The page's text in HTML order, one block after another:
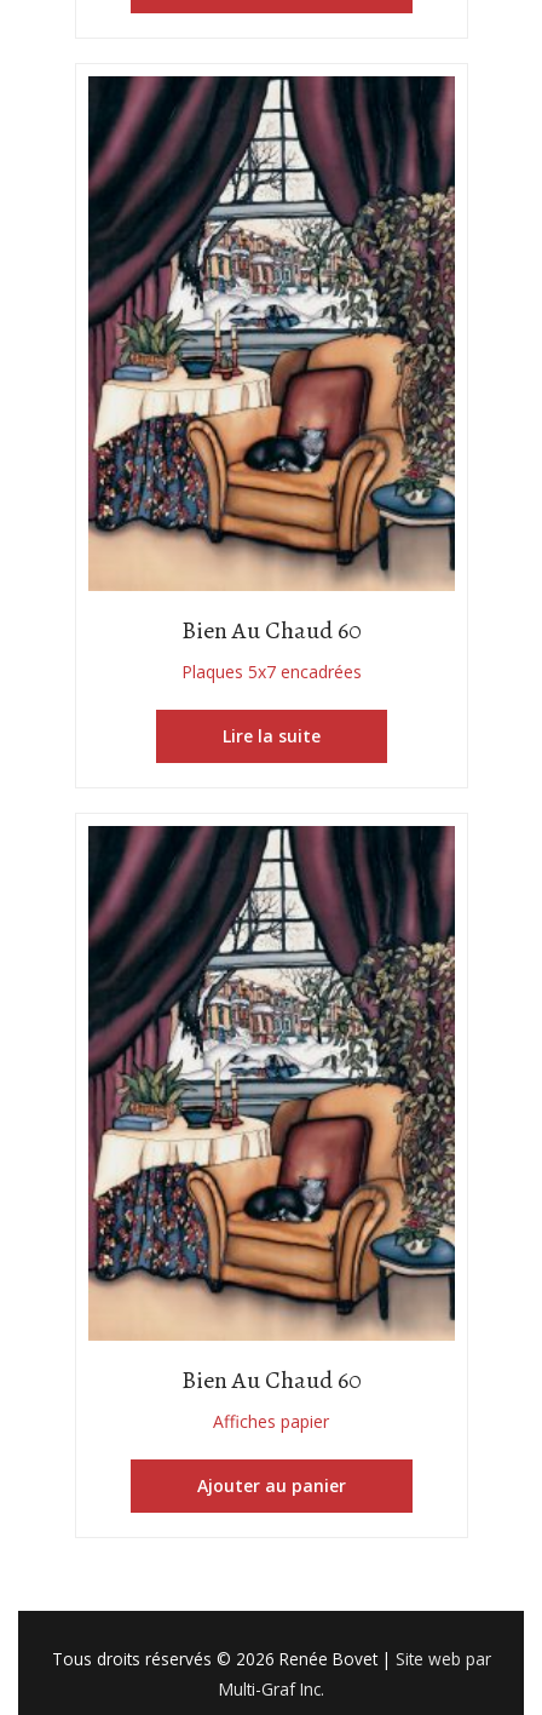
Bien Au Chaud 60
Plaques 5x7 encadrées
Lire la suite
Bien Au Chaud 60
Affiches papier
Ajouter au panier
Tous droits réservés © 2026 Renée Bovet| Site web par
Multi-Graf Inc.